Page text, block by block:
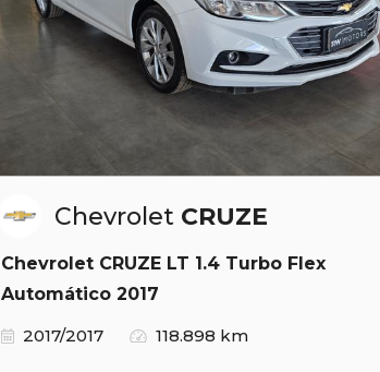
Chevrolet CRUZE
Chevrolet CRUZE LT 1.4 Turbo Flex
Automático 2017
2017/2017
118.898 km